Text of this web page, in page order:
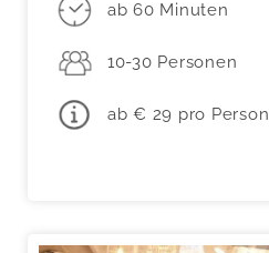
ab 60 Minuten
10-30 Personen
ab € 29 pro Person